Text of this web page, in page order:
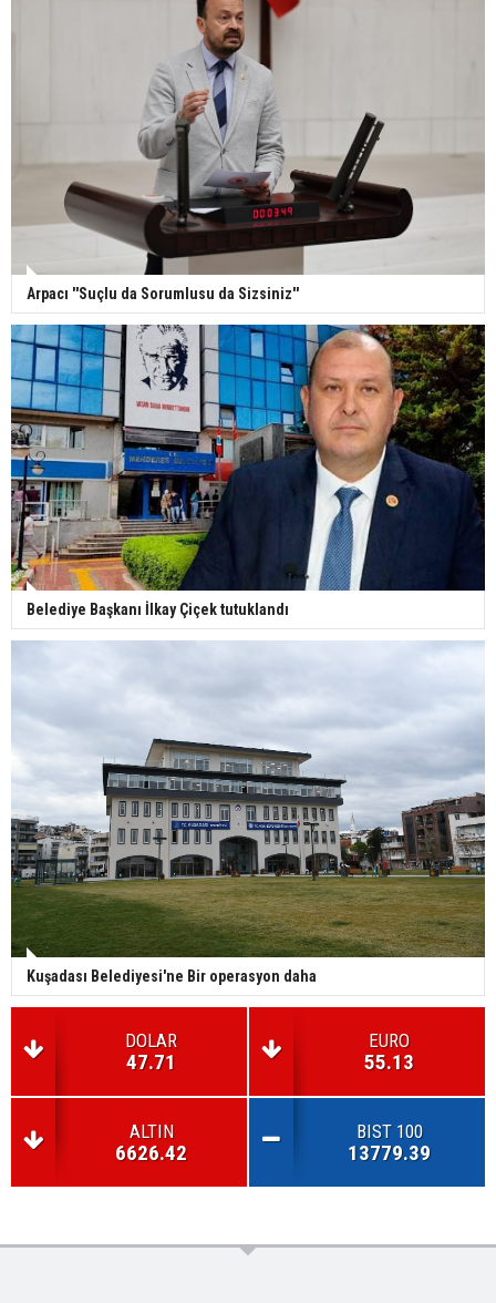
Arpacı ''Suçlu da Sorumlusu da Sizsiniz''
Belediye Başkanı İlkay Çiçek tutuklandı
Kuşadası Belediyesi'ne Bir operasyon daha
DOLAR
47.71
EURO
55.13
ALTIN
6626.42
BIST 100
13779.39